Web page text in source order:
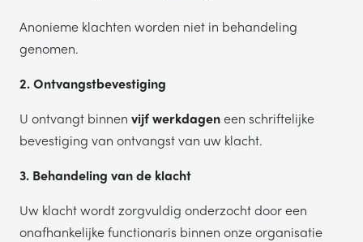
Anonieme klachten worden niet in behandeling
genomen.
2. Ontvangstbevestiging
U ontvangt binnen vijf werkdageneen schriftelijke
bevestiging van ontvangst van uw klacht.
3. Behandeling van de klacht
Uw klacht wordt zorgvuldig onderzocht door een
onafhankelijke functionaris binnen onze organisatie